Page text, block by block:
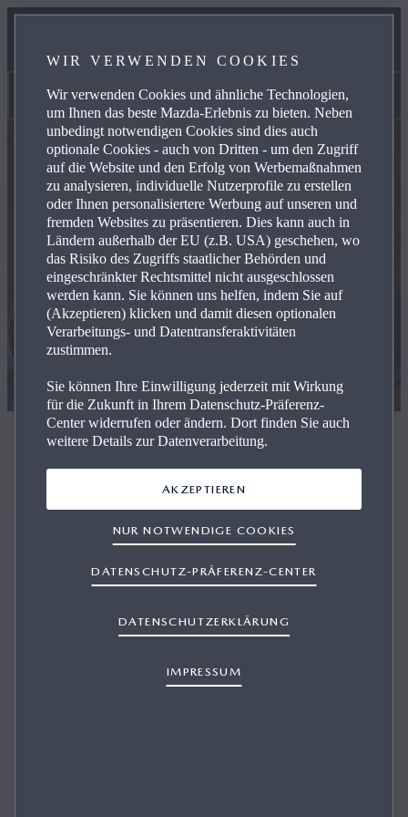
Mazda Stories
MAZDA STORIES
Innovation
DIE ZEITLOSE SCHÖNHEIT VON URUSHI – DER
JAPANISCHEN LACKKUNST
Im Laufe der Jahrtausende hat sich die Herstellung von
Urushi-Lackwaren von einem traditionellen japanischen
entwickelt, die unter anderem für die Verarbeitung
WIR VERWENDEN COOKIES
Wir verwenden Cookies und ähnliche Technologien,
um Ihnen das beste Mazda-Erlebnis zu bieten. Neben
unbedingt notwendigen Cookies sind dies auch
optionale Cookies - auch von Dritten - um den Zugriff
auf die Website und den Erfolg von Werbemaßnahmen
zu analysieren, individuelle Nutzerprofile zu erstellen
oder Ihnen personalisiertere Werbung auf unseren und
fremden Websites zu präsentieren. Dies kann auch in
Ländern außerhalb der EU (z.B. USA) geschehen, wo
das Risiko des Zugriffs staatlicher Behörden und
eingeschränkter Rechtsmittel nicht ausgeschlossen
werden kann. Sie können uns helfen, indem Sie auf
(Akzeptieren) klicken und damit diesen optionalen
Verarbeitungs- und Datentransferaktivitäten
zustimmen.
Sie können Ihre Einwilligung jederzeit mit Wirkung
für die Zukunft in Ihrem Datenschutz-Präferenz-
Center widerrufen oder ändern. Dort finden Sie auch
weitere Details zur Datenverarbeitung.
DATENSCHUTZERKLÄRUNG
IMPRESSUM
DATENSCHUTZ-PRÄFERENZ-CENTER
NUR NOTWENDIGE COOKIES
AKZEPTIEREN